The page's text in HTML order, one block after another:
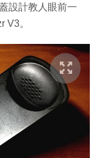
設計教人眼前一
V3。